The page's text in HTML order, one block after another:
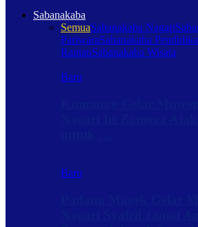
Sabanakaba
SemuaSabanakaba Nagari
PariwaraSabanakaba
RantauSabanakaba Wisata
Baru
Baru